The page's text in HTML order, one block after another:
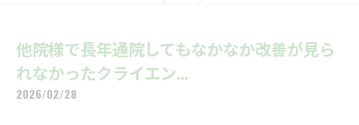
他院様で長年通院してもなかなか改善が見ら
れなかったクライエン...
2026/02/28